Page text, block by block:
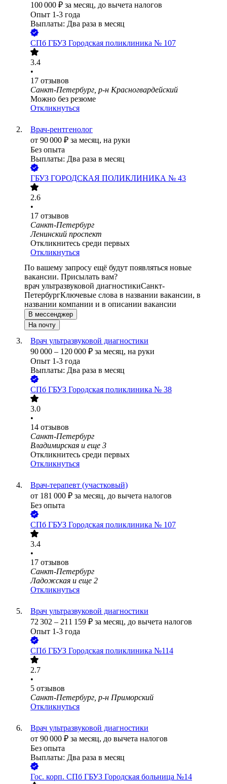
100 000 ₽ за месяц, до вычета налогов
Опыт 1-3 года
Выплаты: Два раза в месяц
СПб ГБУЗ Городская поликлиника № 107
3.4
•
17 отзывов
Санкт-Петербург, р-н Красногвардейский
Можно без резюме
Откликнуться
Врач-рентгенолог
от 90 000 ₽ за месяц, на руки
Без опыта
Выплаты: Два раза в месяц
ГБУЗ ГОРОДСКАЯ ПОЛИКЛИНИКА № 43
2.6
•
17 отзывов
Санкт-Петербург
Ленинский проспект
Откликнитесь среди первых
Откликнуться
По вашему запросу ещё будут появляться новые
вакансии. Присылать вам?
врач ультразвуковой диагностикиСанкт-
ПетербургКлючевые слова в названии вакансии, в
названии компании и в описании вакансии
В мессенджер
На почту
Врач ультразвуковой диагностики
90 000 – 120 000 ₽ за месяц, на руки
Опыт 1-3 года
Выплаты: Два раза в месяц
СПб ГБУЗ Городская поликлиника № 38
3.0
•
14 отзывов
Санкт-Петербург
Владимирская и еще 3
Откликнитесь среди первых
Откликнуться
Врач-терапевт (участковый)
от 181 000 ₽ за месяц, до вычета налогов
Без опыта
СПб ГБУЗ Городская поликлиника № 107
3.4
•
17 отзывов
Санкт-Петербург
Ладожская и еще 2
Откликнуться
Врач ультразвуковой диагностики
72 302 – 211 159 ₽ за месяц, до вычета налогов
Опыт 1-3 года
СПб ГБУЗ Городская поликлиника №114
2.7
•
5 отзывов
Санкт-Петербург, р-н Приморский
Откликнуться
Врач ультразвуковой диагностики
от 90 000 ₽ за месяц, до вычета налогов
Без опыта
Выплаты: Два раза в месяц
Гос. корп. СПб ГБУЗ Городская больница №14